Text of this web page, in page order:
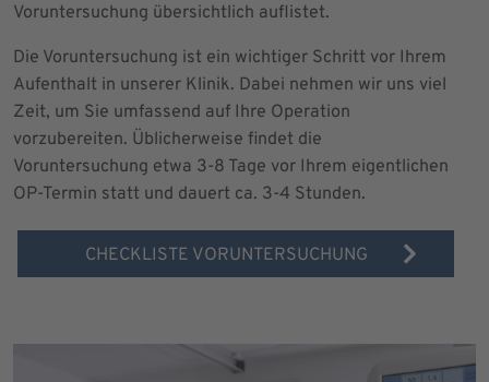
Voruntersuchung übersichtlich auflistet.
Die Voruntersuchung ist ein wichtiger Schritt vor Ihrem
Aufenthalt in unserer Klinik. Dabei nehmen wir uns viel
Zeit, um Sie umfassend auf Ihre Operation
vorzubereiten. Üblicherweise findet die
Voruntersuchung etwa 3-8 Tage vor Ihrem eigentlichen
OP-Termin statt und dauert ca. 3-4 Stunden.
CHECKLISTE VORUNTERSUCHUNG